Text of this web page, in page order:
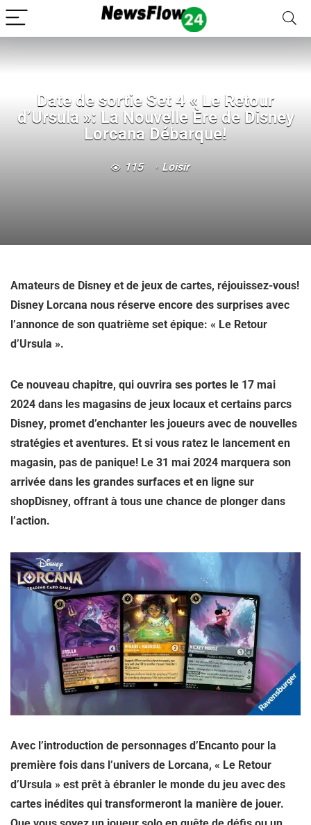
Date de sortie Set 4 « Le Retour
d’Ursula »: La Nouvelle Ère de Disney
Lorcana Débarque!
115 Loisir
Amateurs de Disney et de jeux de cartes, réjouissez-vous!
Disney Lorcana nous réserve encore des surprises avec
l’annonce de son quatrième set épique: « Le Retour
d’Ursula ».
Ce nouveau chapitre, qui ouvrira ses portes le 17 mai
2024 dans les magasins de jeux locaux et certains parcs
Disney, promet d’enchanter les joueurs avec de nouvelles
stratégies et aventures. Et si vous ratez le lancement en
magasin, pas de panique! Le 31 mai 2024 marquera son
arrivée dans les grandes surfaces et en ligne sur
shopDisney, offrant à tous une chance de plonger dans
l’action.
Avec l’introduction de personnages d’Encanto pour la
première fois dans l’univers de Lorcana, « Le Retour
d’Ursula » est prêt à ébranler le monde du jeu avec des
cartes inédites qui transformeront la manière de jouer.